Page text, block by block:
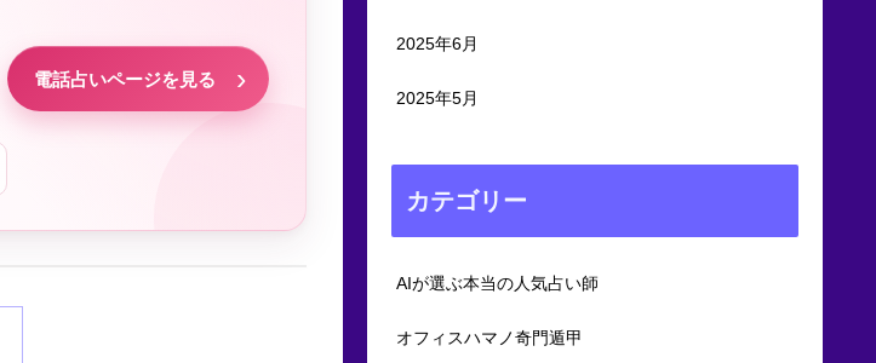
電話占いページを見る
2025年6月
2025年5月
カテゴリー
AIが選ぶ本当の人気占い師
オフィスハマノ奇門遁甲